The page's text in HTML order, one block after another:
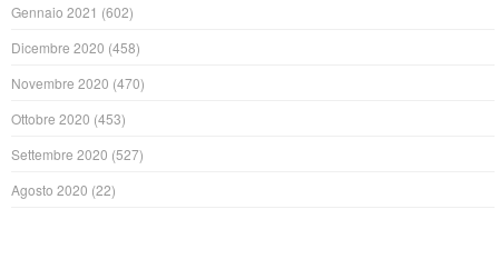
Gennaio 2021 (602)
Dicembre 2020 (458)
Novembre 2020 (470)
Ottobre 2020 (453)
Settembre 2020 (527)
Agosto 2020 (22)